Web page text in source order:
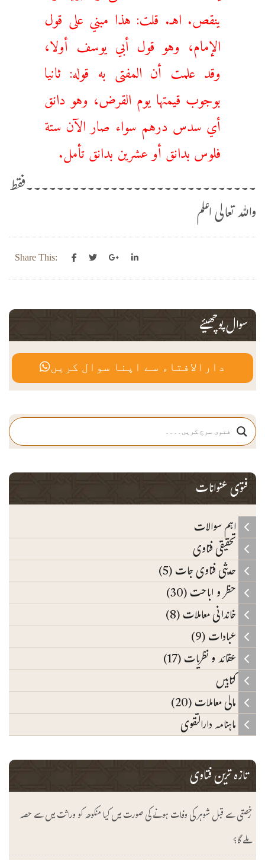
ينقص. اهـ. قلت: هذا مبني على قول
الإمام، وهو قول أبي يوسف أولا،
وقد علمت أن المفتى به قوله: ثانيا
بوجوب قيمتها يوم القرض، وهو دانق
أي سدس درهم سواء صار الآن ستة
فلوس بدانق أو عشرين بدانق تأمل.
۔۔۔۔۔۔۔۔۔۔۔۔۔۔۔۔۔۔۔۔۔۔۔۔۔۔۔۔۔۔فقط
واللہ تعالی اعلم
Share This:
سوال پوچھیئے
دارالافتاء سے اپنا سوال کریں
فتوی عنوانات
اہم سوالات
تحقیقی فتاوی
حدیثی فتاوی جات (5)
حظر و اباحت (30)
خاندانی معاملات (8)
عبادات (9)
عقائد و نظریات (17)
کتابیں
مالی معاملات (20)
ماہنامہ دارالتقوی
تازہ ترین فتاوی
رخصتی سے قبل شوہر کی وفات ہونے کی صورت میں کیا منکوحہ کو وراثت میں سے حصہ
ملے گا؟